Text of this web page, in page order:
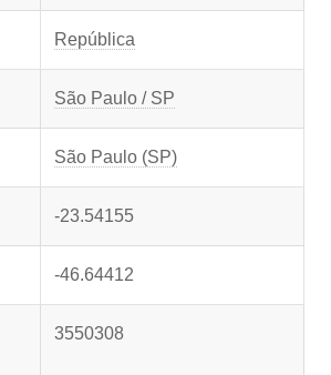
República
São Paulo / SP
São Paulo (SP)
-23.54155
-46.64412
3550308